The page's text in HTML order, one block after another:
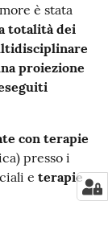
è stata
totalità dei
proiezione
con terapie
presso i
e terapie